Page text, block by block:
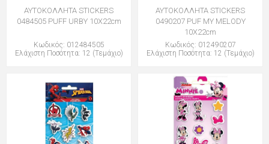
ΑΥΤΟΚΟΛΛΗΤΑ STICKERS
0484505 PUFF URBY 10X22cm
Κωδικός: 012484505
Ελάχιστη Ποσότητα: 12 (Τεμάχιο)
ΑΥΤΟΚΟΛΛΗΤΑ STICKERS
0490207 PUF MY MELODΥ
10X22cm
Κωδικός: 012490207
Ελάχιστη Ποσότητα: 12 (Τεμάχιο)